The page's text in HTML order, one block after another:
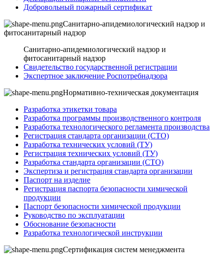
Добровольный пожарный сертификат
Санитарно-апидемиологический надзор и
фитосанитарный надзор
Санитарно-апидемиологический надзор и
фитосанитарный надзор
Свидетельство государственной регистрации
Экспертное заключение Роспотребнадзора
Нормативно-техническая документация
Разработка этикетки товара
Разработка программы производственного контроля
Разработка технологического регламента производства
Регистрация стандарта организации (СТО)
Разработка технических условий (ТУ)
Регистрация технических условий (ТУ)
Разработка стандарта организации (СТО)
Экспертиза и регистрация стандарта организации
Паспорт на изделие
Регистрация паспорта безопасности химической
продукции
Паспорт безопасности химической продукции
Руководство по эксплуатации
Обоснование безопасности
Разработка технологической инструкции
Сертификация систем менеджмента